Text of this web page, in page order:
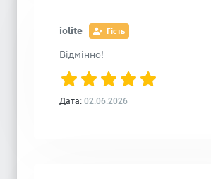
iolite Гість
Відмінно!
Дата: 02.06.2026